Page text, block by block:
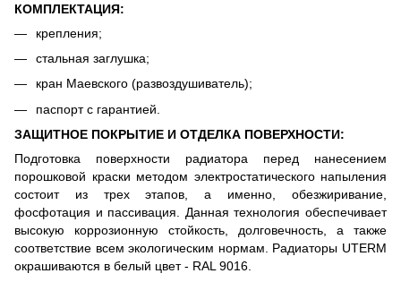
КОМПЛЕКТАЦИЯ:
крепления;
стальная заглушка;
кран Маевского (развоздушиватель);
паспорт с гарантией.
ЗАЩИТНОЕ ПОКРЫТИЕ И ОТДЕЛКА ПОВЕРХНОСТИ:
Подготовка поверхности радиатора перед нанесением
порошковой краски методом электростатического напыления
состоит из трех этапов, а именно, обезжиривание,
фосфотация и пассивация. Данная технология обеспечивает
высокую коррозионную стойкость, долговечность, а также
соответствие всем экологическим нормам. Радиаторы UTERM
окрашиваются в белый цвет - RAL 9016.